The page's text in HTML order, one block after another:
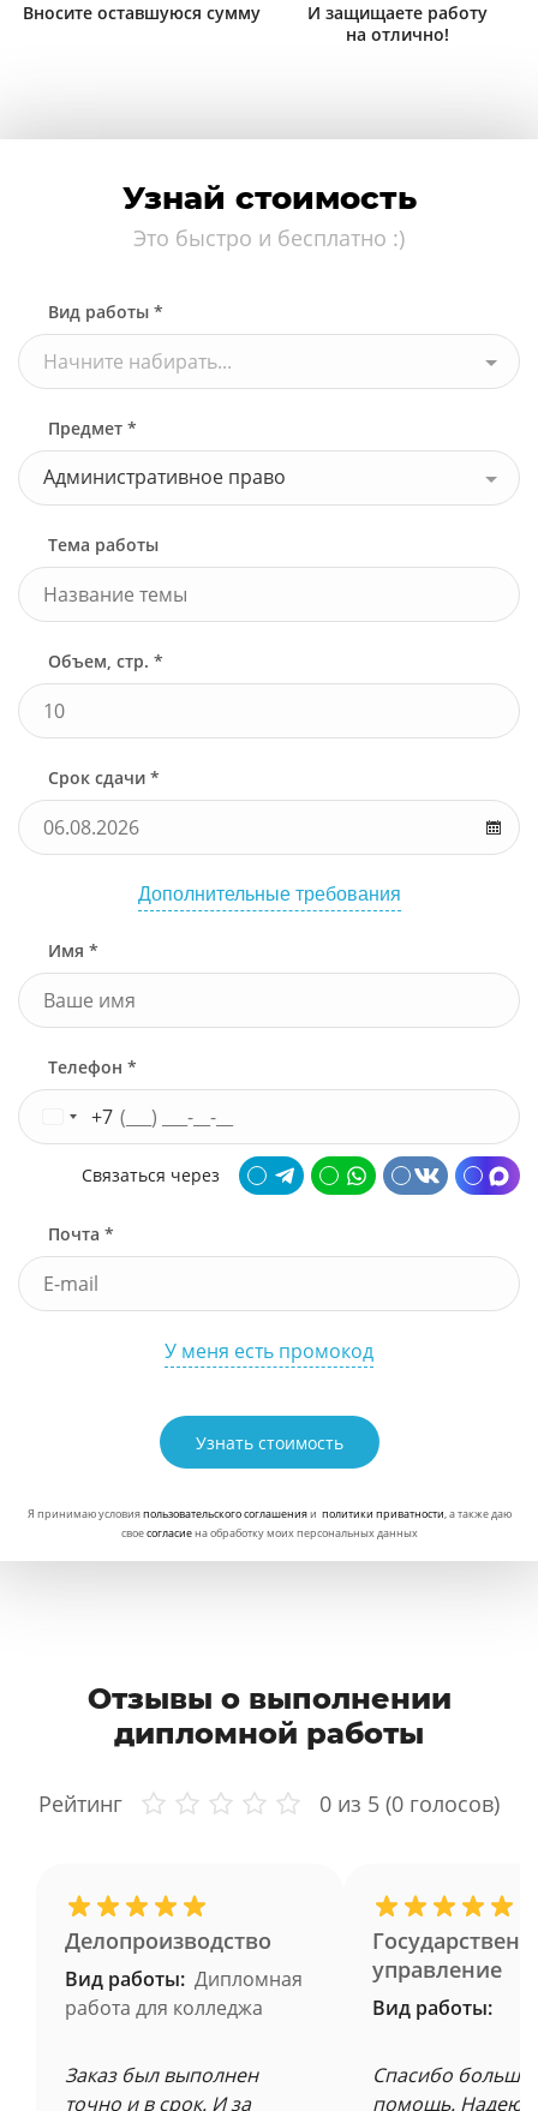
Вносите оставшуюся сумму
И защищаете работу
на отлично!
Узнай стоимость
Это быстро и бесплатно :)
Вид работы *
Начните набирать...
Предмет *
Административное право
Тема работы
Объем, стр. *
Срок сдачи *
Дополнительные требования
Имя *
Телефон *
+7
Связаться через
Почта *
У меня есть промокод
Узнать стоимость
Я принимаю условияпользовательского соглашенияи политики приватности, а также даю
своесогласиена обработку моих персональных данных
Отзывы о выполнении
дипломной работы
Рейтинг 0 из 5 (0 голосов)
Делопроизводство
Вид работы: Дипломная
работа для колледжа
Заказ был выполнен
точно и в срок. И за
управление
Вид работы:
Спасибо
помощь.